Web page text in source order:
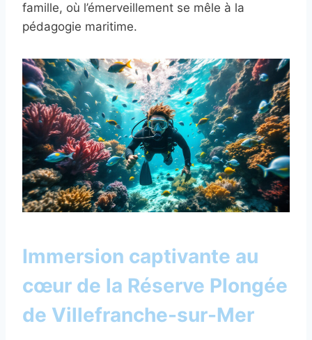
famille, où l’émerveillement se mêle à la
pédagogie maritime.
Immersion captivante au
cœur de la Réserve Plongée
de Villefranche-sur-Mer